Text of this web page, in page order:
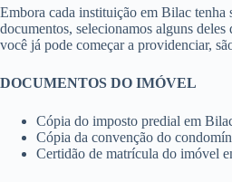
Embora cada instituição em Bilac tenha
documentos, selecionamos alguns deles
você já pode começar a providenciar,
DOCUMENTOS DO IMÓVEL
Cópia do imposto predial em
Cópia da convenção do
Certidão de matrícula do imóvel